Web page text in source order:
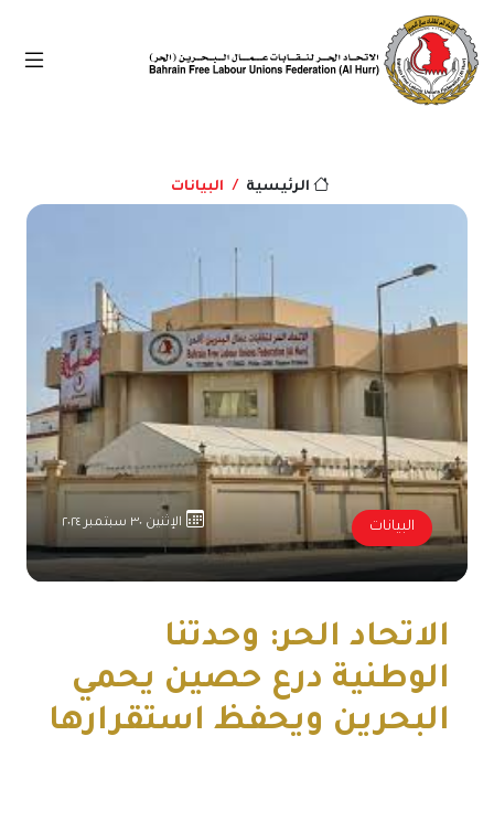
الرئيسية البيانات
البيانات الإثنين ٣٠ سبتمبر ٢٠٢٤
الاتحاد الحر: وحدتنا
الوطنية درع حصين يحمي
البحرين ويحفظ استقرارها